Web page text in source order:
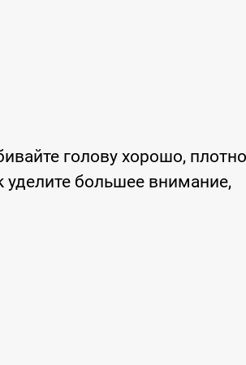
голову хорошо,
уделите большее внимание,